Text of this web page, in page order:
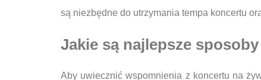
są niezbędne do utrzymania tempa koncertu
Jakie są najlepsze
Aby uwiecznić wspomnienia z koncertu na